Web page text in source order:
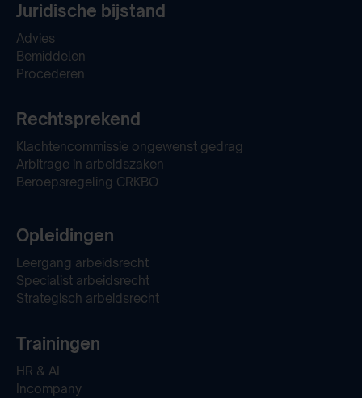
Juridische bijstand
Advies
Bemiddelen
Procederen
Rechtsprekend
Klachtencommissie ongewenst gedrag
Arbitrage in arbeidszaken
Beroepsregeling CRKBO
Opleidingen
Leergang arbeidsrecht
Specialist arbeidsrecht
Strategisch arbeidsrecht
Trainingen
HR & AI
Incompany